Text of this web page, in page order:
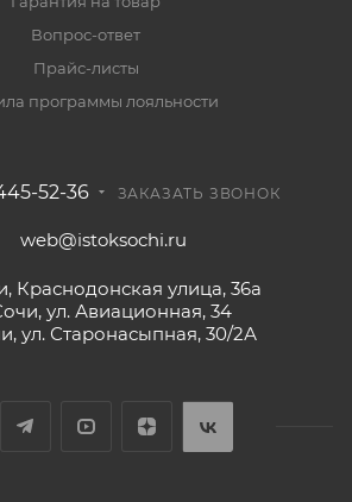
Вопрос-ответ
Прайс-листы
программы лояльности
52-36 ЗАКАЗАТЬ ЗВОНОК
web@istoksochi.ru
Краснодонская улица, 36а
ул. Авиационная, 34
ул. Старонасыпная, 30/2А